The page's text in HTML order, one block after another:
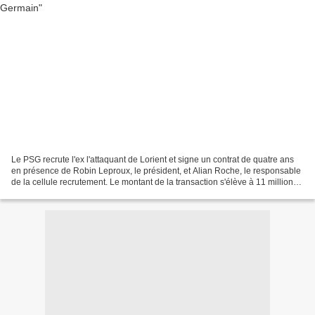
Le PSG recrute l'ex l'attaquant de Lorient et signe un contrat de quatre ans
en présence de Robin Leproux, le président, et Alian Roche, le responsable
de la cellule recrutement. Le montant de la transaction s'élève à 11 millions